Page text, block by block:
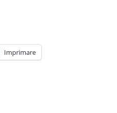
Imprimare